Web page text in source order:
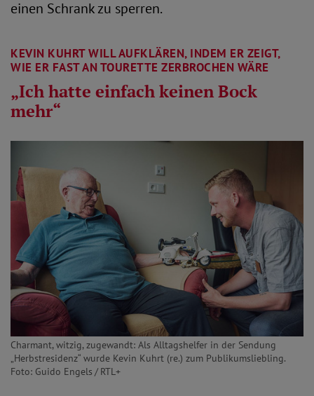
einen Schrank zu sperren.
KEVIN KUHRT WILL AUFKLÄREN, INDEM ER ZEIGT,
WIE ER FAST AN TOURETTE ZERBROCHEN WÄRE
„Ich hatte einfach keinen Bock
mehr“
Charmant, witzig, zugewandt: Als Alltagshelfer in der Sendung
„Herbstresidenz“ wurde Kevin Kuhrt (re.) zum Publikumsliebling.
Foto: Guido Engels / RTL+